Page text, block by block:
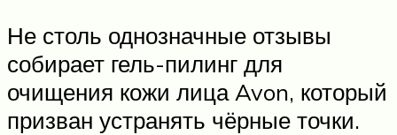
Не столь однозначные отзывы
собирает гель-пилинг для
очищения кожи лица Avon, который
призван устранять чёрные точки.